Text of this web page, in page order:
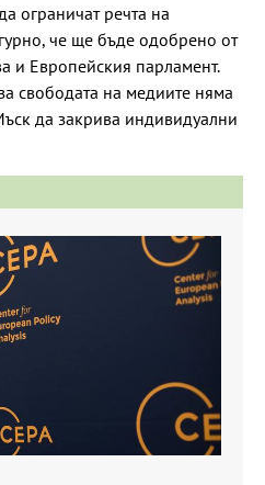
ограничат речта на
че ще бъде одобрено от
и Европейския парламент.
свободата на медиите няма
да закрива индивидуални